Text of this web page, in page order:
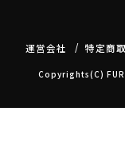
運営会社 特定商
Copyrights(C)